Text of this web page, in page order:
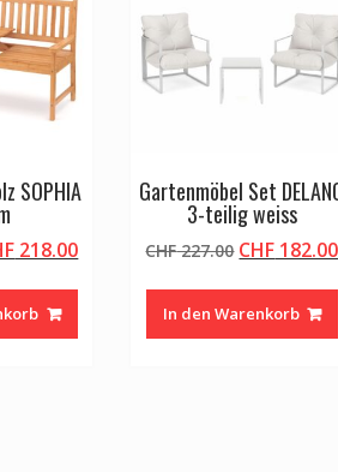
SOPHIA
272.00
218.00Aktueller
CHF 218.00.
Gartenmöbel Set
3-teilig weiss
CHF227.00
war:
CHF 227.00
CHF 182.00
In den Warenkorb